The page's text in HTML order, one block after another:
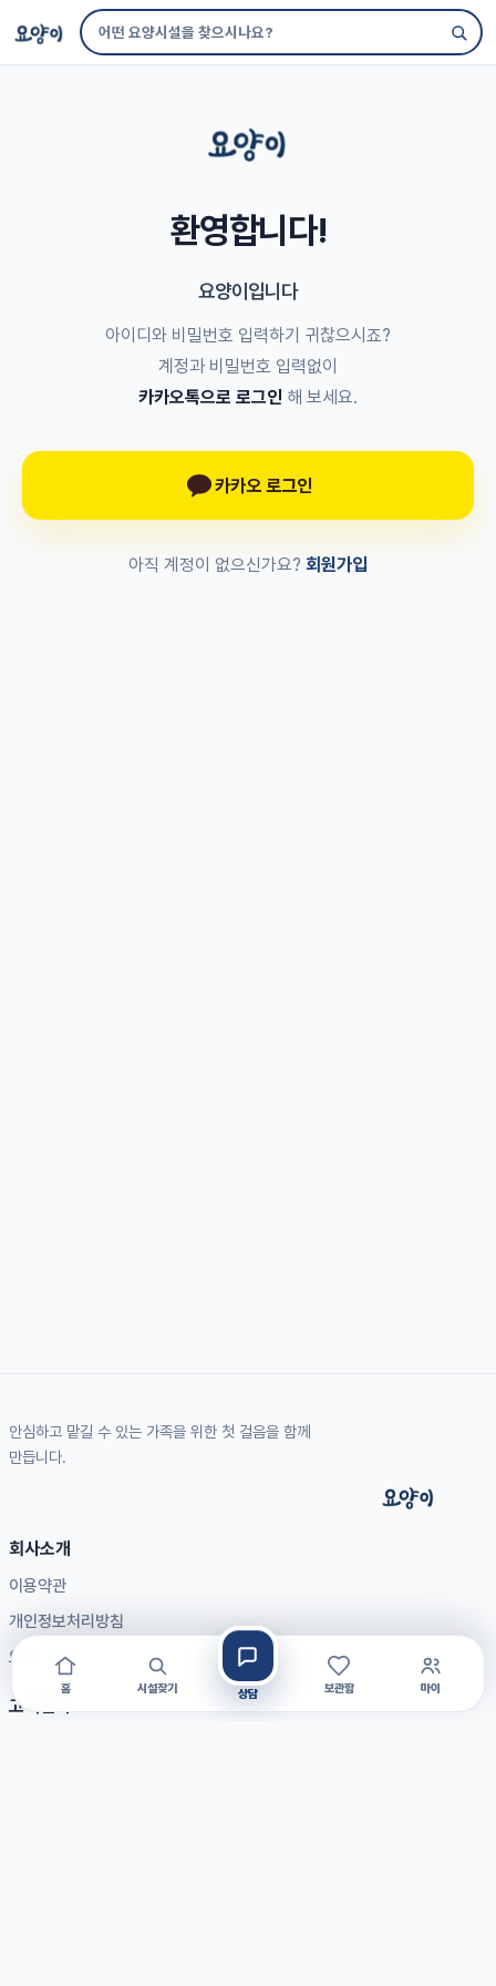
환영합니다!
요양이입니다
아이디와 비밀번호 입력하기 귀찮으시죠?
계정과 비밀번호 입력없이
카카오톡으로 로그인 해 보세요.
카카오 로그인
아직 계정이 없으신가요? 회원가입
안심하고 맡길 수 있는 가족을 위한 첫 걸음을 함께
만듭니다.
회사소개
이용약관
개인정보처리방침
요양 가이드
고객센터
홈 시설찾기 상담 보관함 마이
로그인 | 요양이